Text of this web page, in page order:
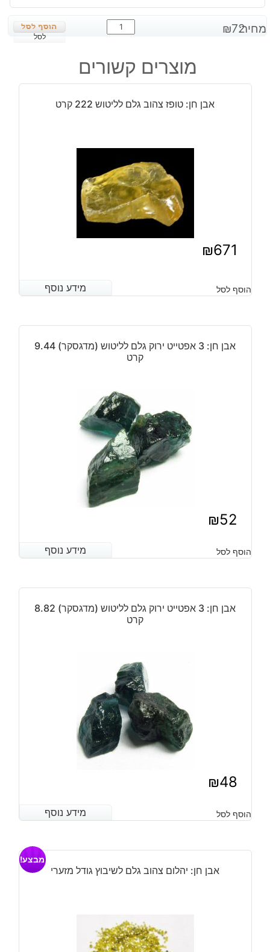
מחיר: ₪72
כמות
של
צהוב
מלוטש
מידה:
4.60
קרט
לסל
מוצרים קשורים
אבן חן: טופז צהוב גלם לליטוש 222 קרט
₪671
מידע נוסף הוסף לסל מידע נוסף
אבן חן: 3 אפטייט ירוק גלם לליטוש (מדגסקר) 9.44
קרט
₪52
מידע נוסף הוסף לסל מידע נוסף
אבן חן: 3 אפטייט ירוק גלם לליטוש (מדגסקר) 8.82
קרט
₪48
מידע נוסף הוסף לסל מידע נוסף
אבן חן: יהלום צהוב גלם לשיבוץ גודל מזערי
מבצע!